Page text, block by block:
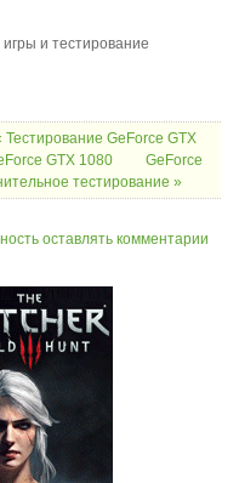
и тестирование
Тестирование GeForce GTX
GTX 1080
GeForce
тестирование »
оставлять комментарии